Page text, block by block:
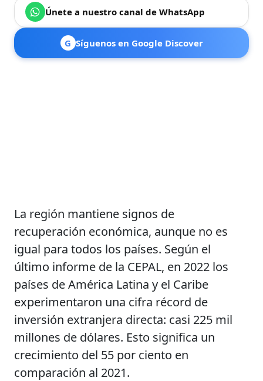
Únete a nuestro canal de WhatsApp
G Síguenos en Google Discover
La región mantiene signos de
recuperación económica, aunque no es
igual para todos los países. Según el
último informe de la CEPAL, en 2022 los
países de América Latina y el Caribe
experimentaron una cifra récord de
inversión extranjera directa: casi 225 mil
millones de dólares. Esto significa un
crecimiento del 55 por ciento en
comparación al 2021.